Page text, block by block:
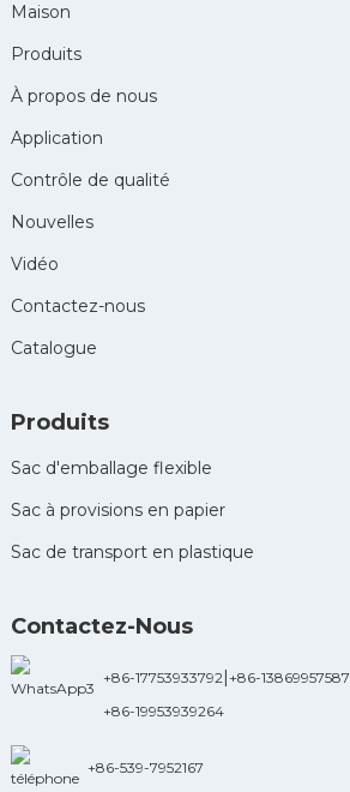
Maison
Produits
À propos de nous
Application
Contrôle de qualité
Nouvelles
Vidéo
Contactez-nous
Catalogue
Produits
Sac d'emballage flexible
Sac à provisions en papier
Sac de transport en plastique
Contactez-Nous
+86-17753933792| +86-13869957587
+86-19953939264
+86-539-7952167